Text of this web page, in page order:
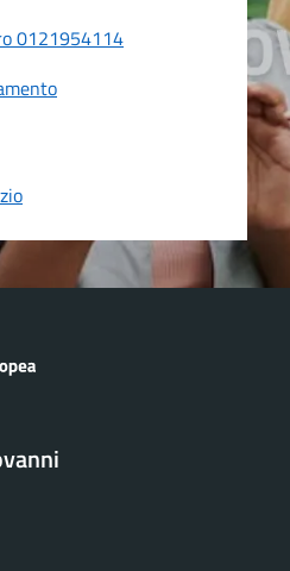
0121954114